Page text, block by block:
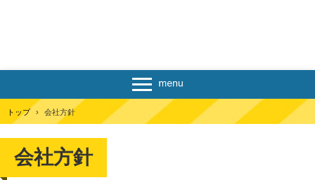
トップ › 会社方針
会社方針